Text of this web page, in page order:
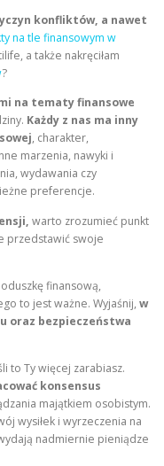
konfliktów, a nawet
na tle finansowym w
a także nakręciłam
?
na tematy finansowe
Każdy z nas ma inny
, charakter,
marzenia, nawyki i
wydawania czy
preferencje.
warto zrozumieć punkt
przedstawić swoje
finansową,
to jest ważne. Wyjaśnij, w
oraz bezpieczeństwa
to Ty więcej zarabiasz.
konsensus
majątkiem osobistym.
wysiłek i wyrzeczenia na
nadmiernie pieniądze